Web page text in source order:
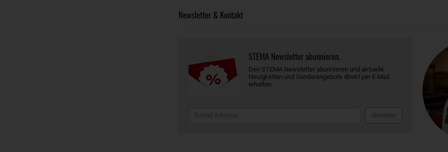
Newsletter & Kontakt
STEMA Newsletter abonnieren.
Den STEMA Newsletter abonnieren und aktuelle
Neuigkeiten und Sonderangebote direkt per E-Mail
erhalten.